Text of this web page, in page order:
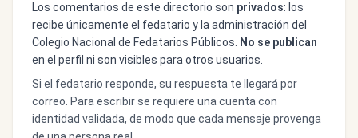
Los comentarios de este directorio son privados: los
recibe únicamente el fedatario y la administración del
Colegio Nacional de Fedatarios Públicos.
No se publican
en el perfil ni son visibles para otros usuarios.
Si el fedatario responde, su respuesta te llegará por
correo. Para escribir se requiere una cuenta con
identidad validada, de modo que cada mensaje provenga